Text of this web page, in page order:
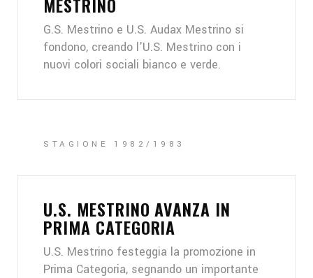
G.S. Mestrino e U.S. Audax Mestrino si
fondono, creando l'U.S. Mestrino con i
nuovi colori sociali bianco e verde.
U.S. MESTRINO AVANZA IN
PRIMA CATEGORIA
U.S. Mestrino festeggia la promozione in
Prima Categoria, segnando un importante
STAGIONE 1982/1983